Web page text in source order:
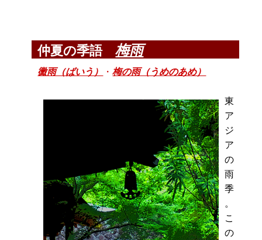
仲夏の季語梅雨
黴雨（ばいう） ・梅の雨（うめのあめ）
東
ア
ジ
ア
の
雨
季
。
こ
の